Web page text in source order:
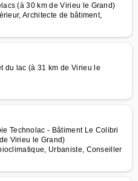
(à 30 km de Virieu le Grand)
Architecte de bâtiment,
du lac (à 31 km de Virieu le
Technolac - Bâtiment Le Colibri
Virieu le Grand)
Urbaniste, Conseiller